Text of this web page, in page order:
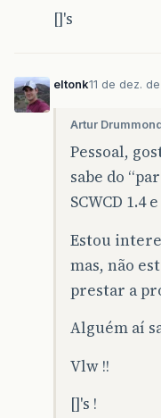
[]'s
eltonk11 de dez.
Artur
Pessoal,
sabe do
SCWCD 1.4
Estou
mas, não
prestar a
Alguém aí
Vlw !!
[]'s !